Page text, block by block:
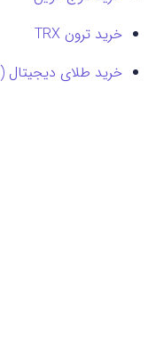
خرید ترون TRX
خرید طلای دیجیتال (XAUT)